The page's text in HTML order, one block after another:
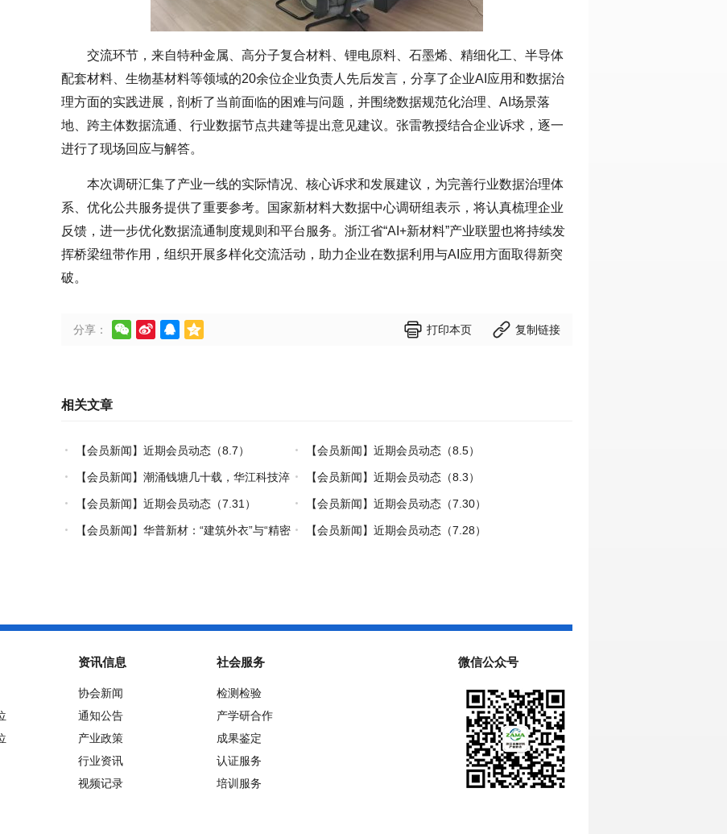
交流环节，来自特种金属、高分子复合材料、锂电原料、石墨烯、精细化工、半导体
配套材料、生物基材料等领域的20余位企业负责人先后发言，分享了企业AI应用和数据治
理方面的实践进展，剖析了当前面临的困难与问题，并围绕数据规范化治理、AI场景落
地、跨主体数据流通、行业数据节点共建等提出意见建议。张雷教授结合企业诉求，逐一
进行了现场回应与解答。
本次调研汇集了产业一线的实际情况、核心诉求和发展建议，为完善行业数据治理体
系、优化公共服务提供了重要参考。国家新材料大数据中心调研组表示，将认真梳理企业
反馈，进一步优化数据流通制度规则和平台服务。浙江省“AI+新材料”产业联盟也将持续发
挥桥梁纽带作用，组织开展多样化交流活动，助力企业在数据利用与AI应用方面取得新突
破。
分享：      打印本页  复制链接
相关文章
【会员新闻】近期会员动态（8.7） 【会员新闻】近期会员动态（8.5）
【会员新闻】潮涌钱塘几十载，华江科技淬
炼热塑复材中国力量
【会员新闻】近期会员动态（8.3）
【会员新闻】近期会员动态（7.31） 【会员新闻】近期会员动态（7.30）
【会员新闻】华普新材：“建筑外衣”与“精密
【会员新闻】近期会员动态（7.28）
资讯信息
协会新闻
通知公告
产业政策
行业资讯
视频记录
社会服务
检测检验
产学研合作
成果鉴定
认证服务
培训服务
微信公众号